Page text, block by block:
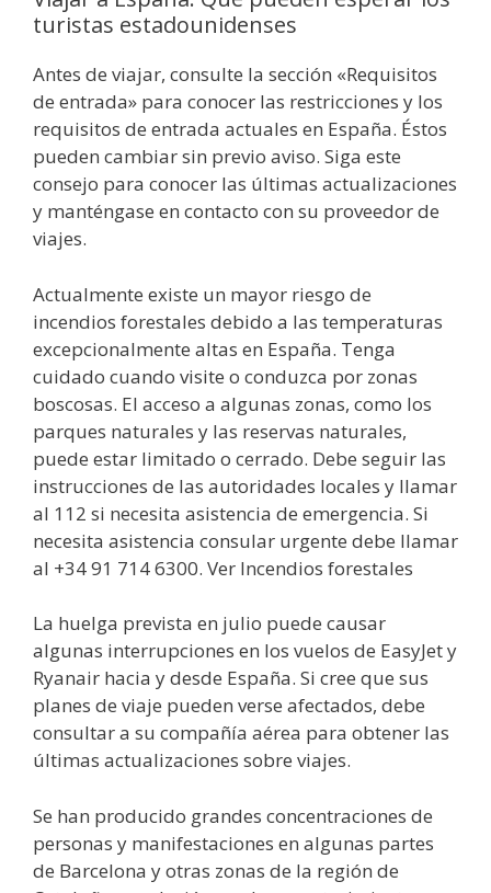
turistas estadounidenses
Antes de viajar, consulte la sección «Requisitos
de entrada» para conocer las restricciones y los
requisitos de entrada actuales en España. Éstos
pueden cambiar sin previo aviso. Siga este
consejo para conocer las últimas actualizaciones
y manténgase en contacto con su proveedor de
viajes.
Actualmente existe un mayor riesgo de
incendios forestales debido a las temperaturas
excepcionalmente altas en España. Tenga
cuidado cuando visite o conduzca por zonas
boscosas. El acceso a algunas zonas, como los
parques naturales y las reservas naturales,
puede estar limitado o cerrado. Debe seguir las
instrucciones de las autoridades locales y llamar
al 112 si necesita asistencia de emergencia. Si
necesita asistencia consular urgente debe llamar
al +34 91 714 6300. Ver Incendios forestales
La huelga prevista en julio puede causar
algunas interrupciones en los vuelos de EasyJet y
Ryanair hacia y desde España. Si cree que sus
planes de viaje pueden verse afectados, debe
consultar a su compañía aérea para obtener las
últimas actualizaciones sobre viajes.
Se han producido grandes concentraciones de
personas y manifestaciones en algunas partes
de Barcelona y otras zonas de la región de